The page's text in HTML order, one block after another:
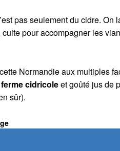
pas seulement du cidre. On
cuite pour accompagner les
Normandie aux multiples
cidricoleet goûté jus de
sûr).